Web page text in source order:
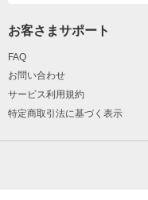
お客さまサポート
FAQ
お問い合わせ
サービス利用規約
特定商取引法に基づく表示